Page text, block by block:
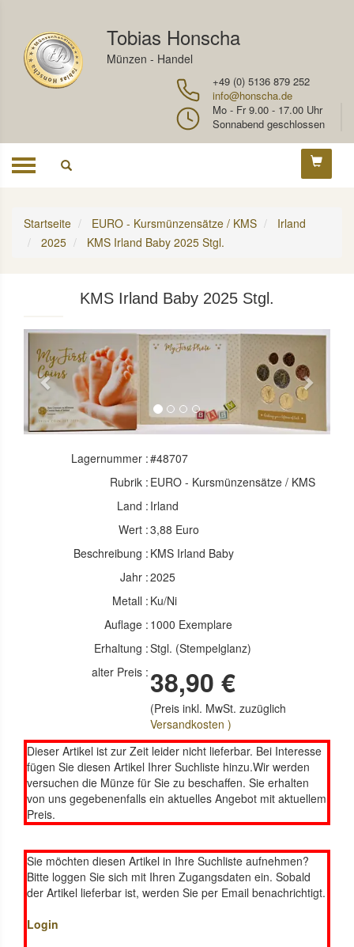
Tobias Honscha
Münzen - Handel
+49 (0) 5136 879 252
info@honscha.de
Mo - Fr 9.00 - 17.00 Uhr
Sonnabend geschlossen
Toggle
Startseite EURO - Kursmünzensätze / KMS
Irland
2025
KMS Irland Baby 2025 Stgl.
KMS Irland Baby 2025 Stgl.
Previous Next
Lagernummer :#48707
Rubrik : EURO - Kursmünzensätze / KMS
Land : Irland
Wert :3,88 Euro
Beschreibung : KMS Irland Baby
Jahr :2025
Metall : Ku/Ni
Auflage : 1000 Exemplare
Erhaltung :Stgl. (Stempelglanz)
alter Preis : 38,90 €
(Preis inkl. MwSt. zuzüglich
Versandkosten )
Dieser Artikel ist zur Zeit leider nicht lieferbar. Bei Interesse
fügen Sie diesen Artikel Ihrer Suchliste hinzu.Wir werden
versuchen die Münze für Sie zu beschaffen. Sie erhalten
von uns gegebenenfalls ein aktuelles Angebot mit aktuellem
Preis.
Sie möchten diesen Artikel in Ihre Suchliste aufnehmen?
Bitte loggen Sie sich mit Ihren Zugangsdaten ein. Sobald
der Artikel lieferbar ist, werden Sie per Email benachrichtigt.
Login